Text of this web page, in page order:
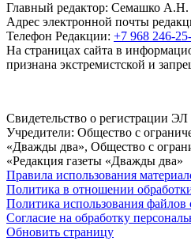
Главный редактор: Семашко А.Н.
Адрес электронной почты
Телефон Редакции: +7 968 246-
На страницах сайта в
признана экстремистской и
Свидетельство о регистрации
Учредители: Общество с
«Дважды два», Общество с
«Редакция газеты «Дважды два»
Правила использования
Политика в отношении
Политика использования файлов
Согласие на обработку
Обновить страницу